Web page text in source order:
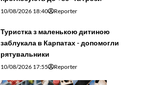
10/08/2026 18:40 Reporter
Туристка з маленькою дитиною
заблукала в Карпатах - допомогли
рятувальники
10/08/2026 17:55 Reporter